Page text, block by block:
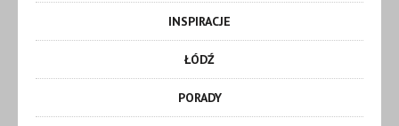
INSPIRACJE
ŁÓDŹ
PORADY